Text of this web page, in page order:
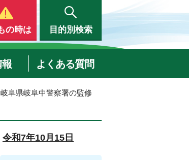
の時は 目的別検索
報 よくある質問
阜県岐阜中警察署の監修
令和7年10月15日